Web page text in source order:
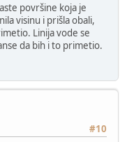
površine koja je
visinu i prišla obali,
Linija vode se
da bih i to primetio.
#10